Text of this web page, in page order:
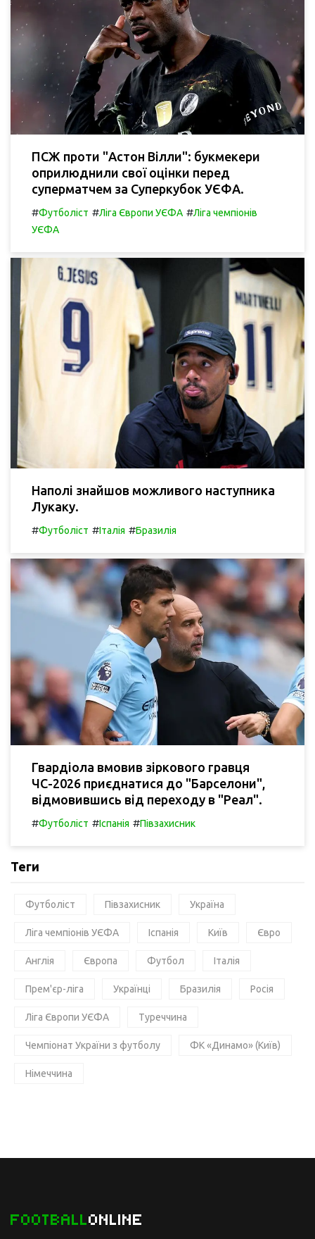
ПСЖ проти "Астон Вілли": букмекери
оприлюднили свої оцінки перед
суперматчем за Суперкубок УЄФА.
#Футболіст #Ліга Європи УЄФА #Ліга чемпіонів
УЄФА
Наполі знайшов можливого наступника
Лукаку.
#Футболіст #Італія #Бразилія
Гвардіола вмовив зіркового гравця
ЧС-2026 приєднатися до "Барселони",
відмовившись від переходу в "Реал".
#Футболіст #Іспанія #Півзахисник
Теги
Футболіст Півзахисник Україна
Ліга чемпіонів УЄФА Іспанія Київ Євро
Англія Європа Футбол Італія
Прем'єр-ліга Українці Бразилія Росія
Ліга Європи УЄФА Туреччина
Чемпіонат України з футболу ФК «Динамо» (Київ)
Німеччина
FOOTBALLONLINE